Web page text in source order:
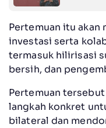
Pertemuan itu akan
investasi serta
termasuk hilirisasi
bersih, dan
Pertemuan
langkah konkret
bilateral dan